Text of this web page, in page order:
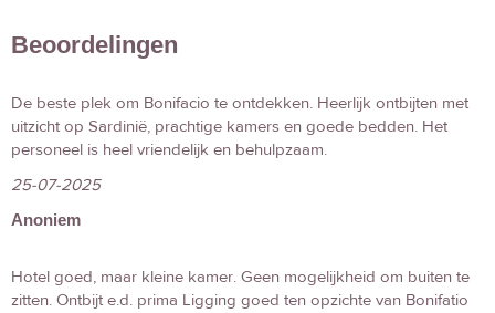
Beoordelingen
De beste plek om Bonifacio te ontdekken. Heerlijk ontbijten met
uitzicht op Sardinië, prachtige kamers en goede bedden. Het
personeel is heel vriendelijk en behulpzaam.
25-07-2025
Anoniem
Hotel goed, maar kleine kamer. Geen mogelijkheid om buiten te
zitten. Ontbijt e.d. prima Ligging goed ten opzichte van Bonifatio